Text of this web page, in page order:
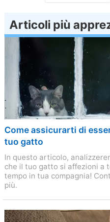
Articoli più
Come assicurarti di
tuo gatto
In questo articolo,
che il tuo gatto si affezioni a
tempo in tua compagnia!
più.